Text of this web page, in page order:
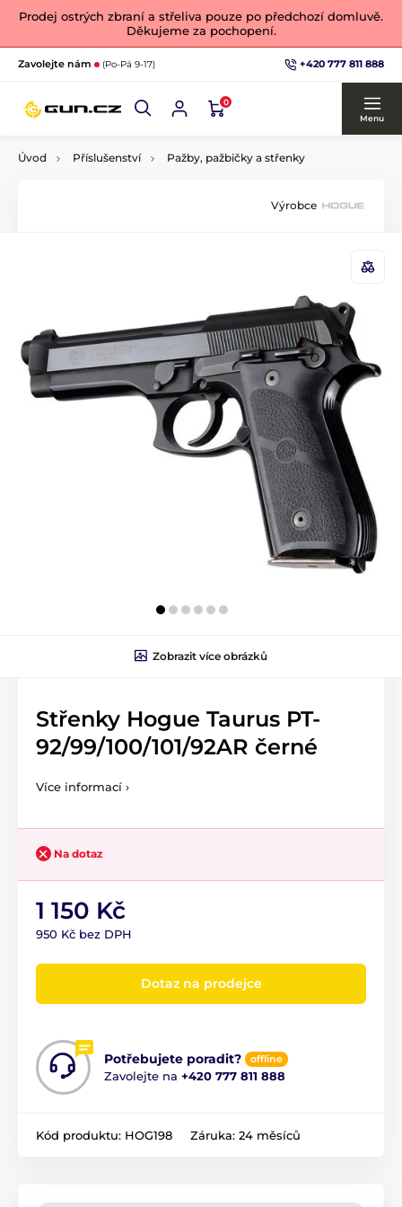
Prodej ostrých zbraní a střeliva pouze po předchozí domluvě.
Děkujeme za pochopení.
Zavolejte nám (Po-Pá 9-17) +420 777 811 888
0
Menu
Úvod Příslušenství Pažby, pažbičky a střenky
Výrobce
Zobrazit více obrázků
Střenky Hogue Taurus PT-
92/99/100/101/92AR černé
Více informací ›
Na dotaz
1 150 Kč
950 Kč bez DPH
Dotaz na prodejce
Potřebujete poradit? offline
Zavolejte na +420 777 811 888
Kód produktu: HOG198 Záruka: 24 měsíců